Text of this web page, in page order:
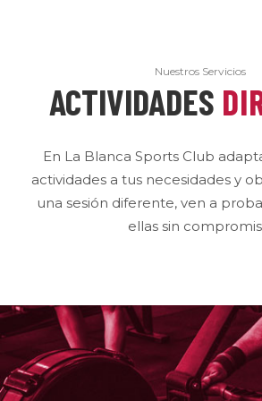
Nuestros Servicios
ACTIVIDADES
En La Blanca Sports Club
actividades a tus necesidades y
una sesión diferente, ven a
ellas sin